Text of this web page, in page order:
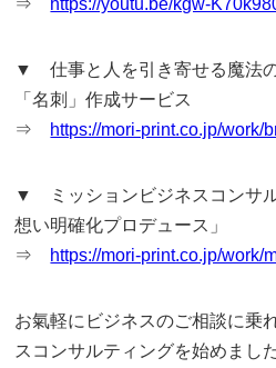
⇒ https://youtu.be/kgw-
▼ 仕事と人を引き寄せる魔法の
「名刺」作成サービス
⇒ https://mori-print.co.jp/work/
▼ ミッションビジネスコンサ
想い明確化プロデュース」
⇒ https://mori-print.co.jp/work/
お氣軽にビジネスのご相談に乗
スコンサルティングを始めました